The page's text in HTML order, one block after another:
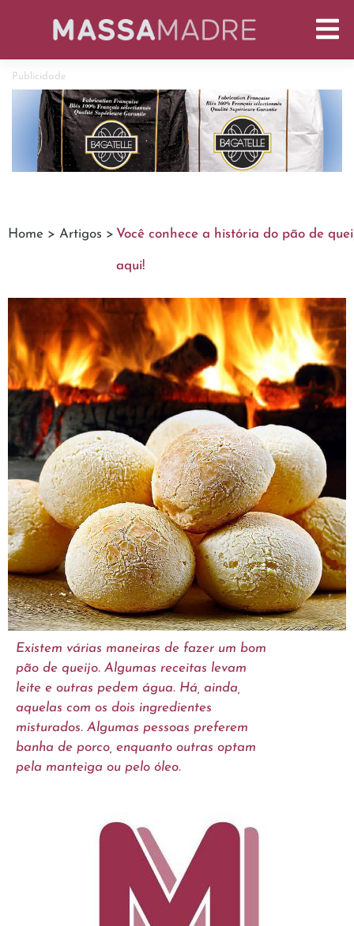
Publicidade
Home > Artigos > Você conhece a história do pão de
aqui!
Existem várias maneiras de fazer um bom
pão de queijo. Algumas receitas levam
leite e outras pedem água. Há, ainda,
aquelas com os dois ingredientes
misturados. Algumas pessoas preferem
banha de porco, enquanto outras optam
pela manteiga ou pelo óleo.